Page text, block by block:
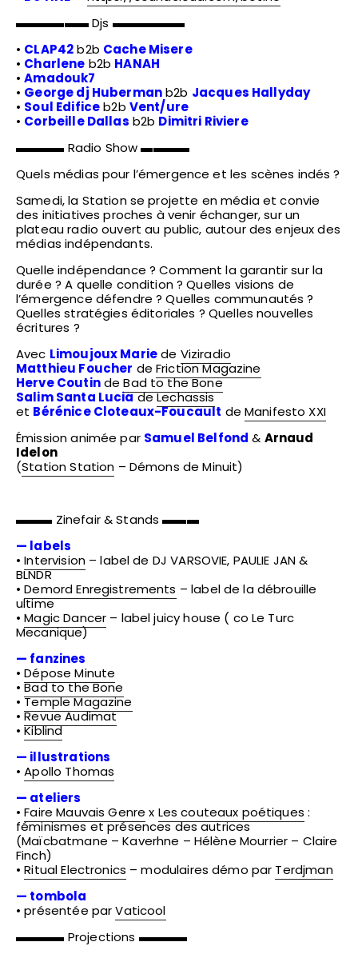
▬▬▬▬▬▬ Djs ▬▬▬▬▬▬
• CLAP42b2b Cache Misere
• Charlene b2b HANAH
•Amadouk7
• George dj Hubermanb2b Jacques Hallyday
• Soul Edificeb2b Vent/ure
• Corbeille Dallas b2b Dimitri Riviere
▬▬▬▬ Radio Show ▬▬▬▬
Quels médias pour l’émergence et les scènes indés ?
Samedi, la Station se projette en média et convie
des initiatives proches à venir échanger, sur un
plateau radio ouvert au public, autour des enjeux des
médias indépendants.
Quelle indépendance ? Comment la garantir sur la
durée ? A quelle condition ? Quelles visions de
l’émergence défendre ? Quelles communautés ?
Quelles stratégies éditoriales ? Quelles nouvelles
écritures ?
Avec Limoujoux Mariede Viziradio
Matthieu Foucher deFriction Magazine
Herve CoutindeBad to the Bone
Salim Santa LuciadeLechassis
et Bérénice Cloteaux-Foucault de Manifesto XXI
Émission animée par Samuel Belfond & Arnaud
Idelon
(Station Station – Démons de Minuit)
▬▬▬ Zinefair & Stands ▬▬▬
— labels
•Intervision– label de DJ VARSOVIE, PAULIE JAN &
BLNDR
•Demord Enregistrements – label de la débrouille
ultime
•Magic Dancer – label juicy house ( co Le Turc
Mecanique)
— fanzines
•Dépose Minute
•Bad to the Bone
•Temple Magazine
•Revue Audimat
•Kiblind
— illustrations
•Apollo Thomas
— ateliers
•Faire Mauvais Genre x Les couteaux poétiques :
féminismes et présences des autrices
(Maïcbatmane – Kaverhne – Hélène Mourrier – Claire
Finch)
•Ritual Electronics – modulaires démo par Terdjman
— tombola
• présentée parVaticool
▬▬▬▬ Projections ▬▬▬▬